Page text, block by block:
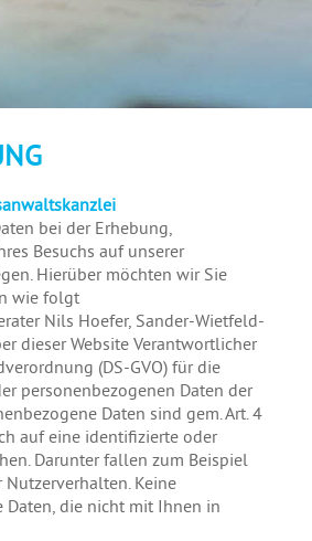
bei der Erhebung,
Besuchs auf unserer
Hierüber möchten wir Sie
wie folgt
Nils Hoefer, Sander-Wietfeld-
dieser Website Verantwortlicher
(DS-GVO) für die
personenbezogenen Daten der
Daten sind gem. Art. 4
auf eine identifizierte oder
Darunter fallen zum Beispiel
Nutzerverhalten. Keine
Daten, die nicht mit Ihnen in